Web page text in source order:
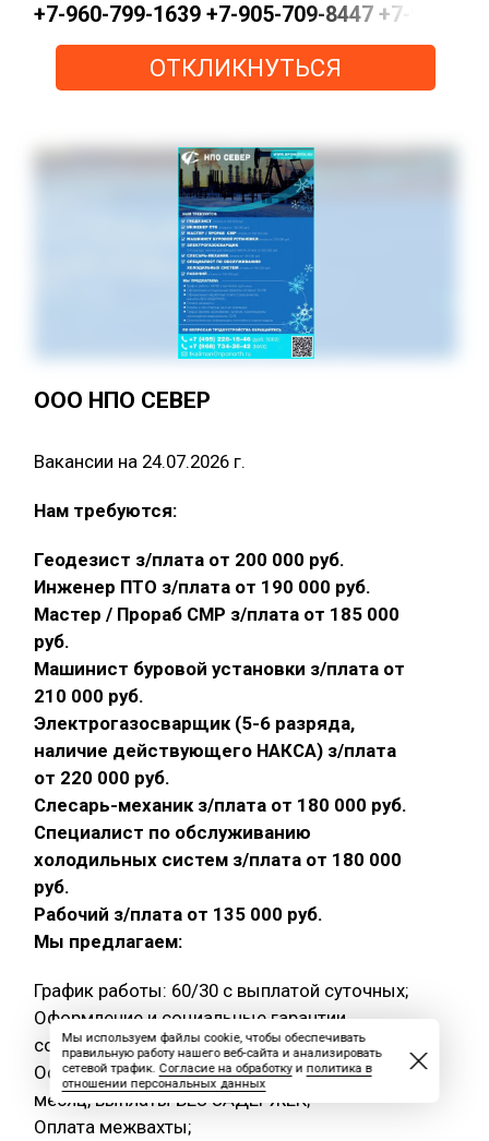
+7-960-799-1639 +7-905-709-8447 +7-963-
ОТКЛИКНУТЬСЯ
ООО НПО СЕВЕР
Вакансии на 24.07.2026 г.
Нам требуются:
Геодезист з/плата от 200 000 руб.
Инженер ПТО з/плата от 190 000 руб.
Мастер / Прораб СМР з/плата от 185 000
руб.
Машинист буровой установки з/плата от
210 000 руб.
Электрогазосварщик (5-6 разряда,
наличие действующего НАКСА) з/плата
от 220 000 руб.
Слесарь-механик з/плата от 180 000 руб.
Специалист по обслуживанию
холодильных систем з/плата от 180 000
руб.
Рабочий з/плата от 135 000 руб.
Мы предлагаем:
График работы: 60/30 с выплатой суточных;
Оформление и социальные гарантии
согласно ТК РФ;
Официальную заработную плату 2 раза в
месяц, выплаты БЕЗ ЗАДЕРЖЕК;
Оплата межвахты;
Мы используем файлы cookie, чтобы обеспечивать
правильную работу нашего веб-сайта и анализировать
сетевой трафик. Согласие на обработкуи политика в
отношении персональных данных